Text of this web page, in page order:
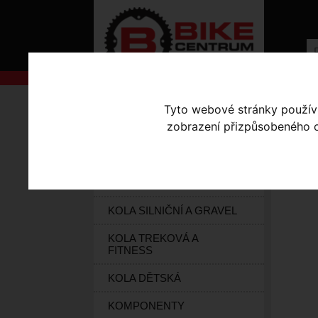
Tyto webové stránky
zobrazení přizpůsobeného
KOLA S-WORKS
KOLA SILNIČNÍ A GRAVEL
KOLA TREKOVÁ A
FITNESS
KOLA DĚTSKÁ
KOMPONENTY
Úvodní